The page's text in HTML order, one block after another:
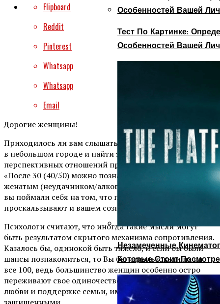
Тест По Картинке:
Особенностей Вашей
Незамеченные
Которые Стоит
Flipboard
Reddit
Pinterest
Whatsapp
Whatsapp
Email
Дорогие женщины!
Приходилось ли вам слышать похожую фразу: «Я живу
в небольшом городе и найти здесь кого-то для
перспективных отношений просто нереально»? Или:
«После 30 (40/50) можно познакомиться только с
женатым (неудачником/алкоголиком)»? А может быть,
вы поймали себя на том, что похожие мысли иногда
проскальзывают и вашем сознании?
Психологи считают, что иногда такие мысли могут
быть результатом скрытого механизма сопротивления.
Казалось бы, одинокой быть тяжело, и если бы были
шансы познакомиться, то Вы бы использовали их на
все 100, ведь большинство женщин особенно остро
переживают свое одиночество: они нуждаются в
любви и поддержке семьи, им важно чувствовать себя
защищенными.